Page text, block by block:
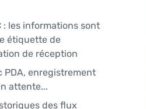
: les informations sont
étiquette de
de réception
enregistrement
attente...
des flux